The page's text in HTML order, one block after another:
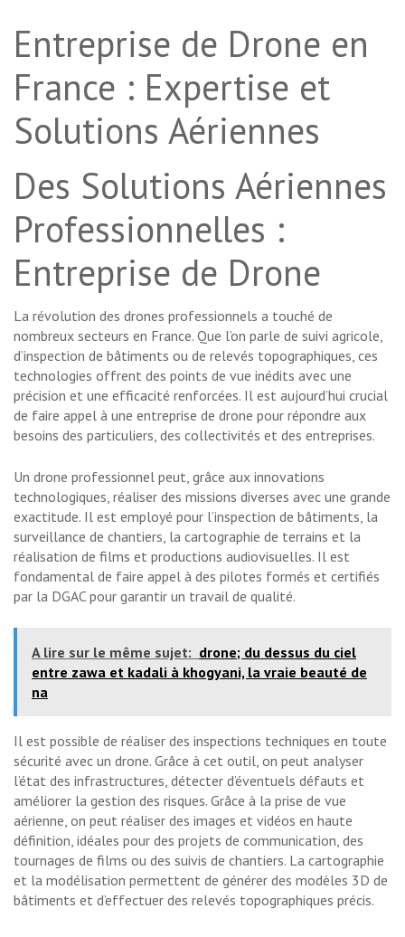
Entreprise de Drone en
France : Expertise et
Solutions Aériennes
Des Solutions Aériennes
Professionnelles :
Entreprise de Drone
La révolution des drones professionnels a touché de
nombreux secteurs en France. Que l’on parle de suivi agricole,
d’inspection de bâtiments ou de relevés topographiques, ces
technologies offrent des points de vue inédits avec une
précision et une efficacité renforcées. Il est aujourd’hui crucial
de faire appel à une entreprise de drone pour répondre aux
besoins des particuliers, des collectivités et des entreprises.
Un drone professionnel peut, grâce aux innovations
technologiques, réaliser des missions diverses avec une grande
exactitude. Il est employé pour l’inspection de bâtiments, la
surveillance de chantiers, la cartographie de terrains et la
réalisation de films et productions audiovisuelles. Il est
fondamental de faire appel à des pilotes formés et certifiés
par la DGAC pour garantir un travail de qualité.
A lire sur le même sujet: drone; du dessus du ciel
entre zawa et kadali à khogyani, la vraie beauté de
na
Il est possible de réaliser des inspections techniques en toute
sécurité avec un drone. Grâce à cet outil, on peut analyser
l’état des infrastructures, détecter d’éventuels défauts et
améliorer la gestion des risques. Grâce à la prise de vue
aérienne, on peut réaliser des images et vidéos en haute
définition, idéales pour des projets de communication, des
tournages de films ou des suivis de chantiers. La cartographie
et la modélisation permettent de générer des modèles 3D de
bâtiments et d’effectuer des relevés topographiques précis.